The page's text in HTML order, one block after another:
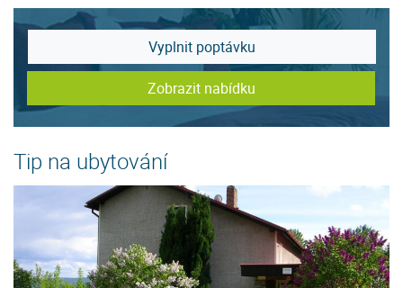
Vyplnit poptávku
Zobrazit nabídku
Tip na ubytování